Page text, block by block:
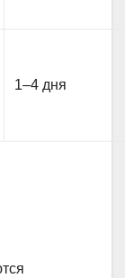
1–4 дня